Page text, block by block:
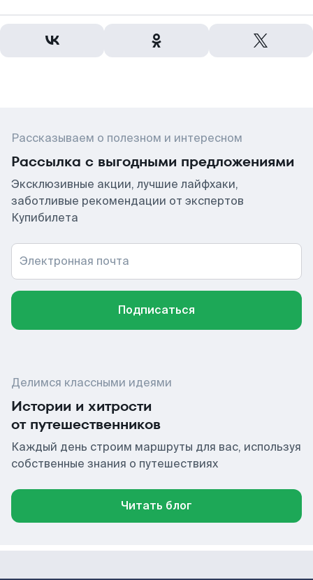
Рассказываем о полезном и интересном
Рассылка с выгодными предложениями
Эксклюзивные акции, лучшие лайфхаки,
заботливые рекомендации от экспертов
Купибилета
Электронная почта
Подписаться
Делимся классными идеями
Истории и хитрости
от путешественников
Каждый день строим маршруты для вас, используя
собственные знания о путешествиях
Читать блог